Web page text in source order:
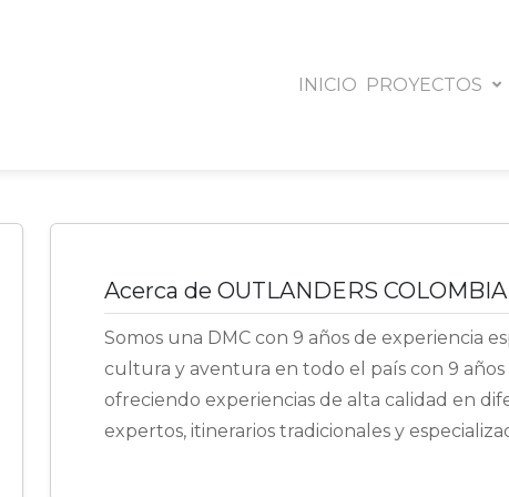
INICIO PROYECTOS
Acerca de OUTLANDERS COLOMBIA
Somos una DMC con 9 años de experiencia
cultura y aventura en todo el país con 9
ofreciendo experiencias de alta calidad en
expertos, itinerarios tradicionales y